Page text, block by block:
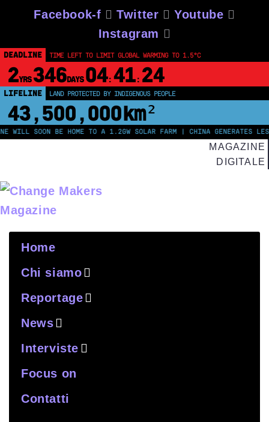
content
Facebook-f Twitter
Youtube
Instagram
DEADLINE TIME LEFT TO LIMIT GLOBAL WARMING TO 1.5°C
2YRS346DAYS 04: 41: 24
LIFELINE LAND PROTECTED BY INDIGENOUS PEOPLE
43,500,000km²
SOON BE HOME TO A 1.2GW SOLAR FARM | CHINA GENERATES
MAGAZINE
DIGITALE
Home
Chi siamo
Reportage
News
Interviste
Focus on
Contatti